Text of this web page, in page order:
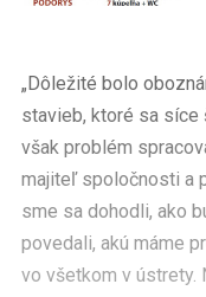
„Dôležité bolo
stavieb, ktoré sa síce
však problém
majiteľ spoločnosti a
sme sa dohodli, ako
povedali, akú máme
vo všetkom v ústrety.